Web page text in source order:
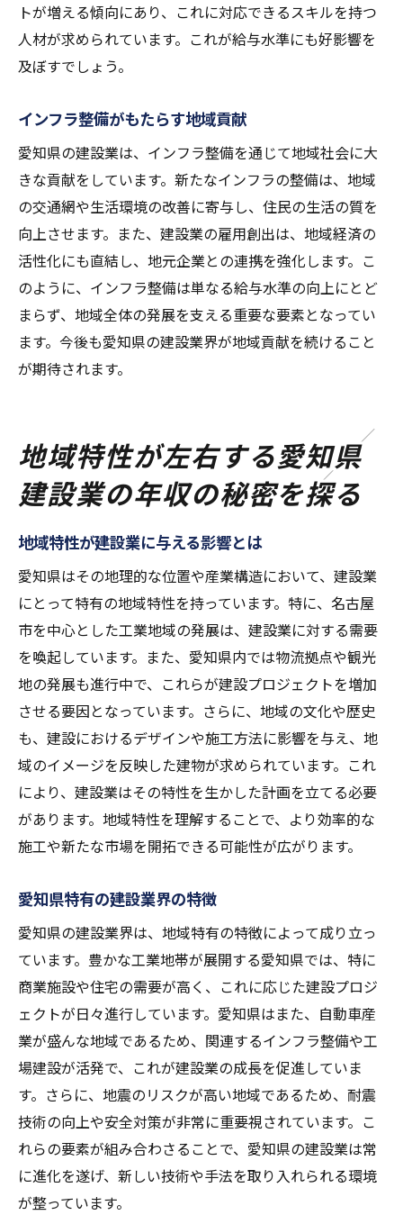
トが増える傾向にあり、これに対応できるスキルを持つ
人材が求められています。これが給与水準にも好影響を
及ぼすでしょう。
インフラ整備がもたらす地域貢献
愛知県の建設業は、インフラ整備を通じて地域社会に大
きな貢献をしています。新たなインフラの整備は、地域
の交通網や生活環境の改善に寄与し、住民の生活の質を
向上させます。また、建設業の雇用創出は、地域経済の
活性化にも直結し、地元企業との連携を強化します。こ
のように、インフラ整備は単なる給与水準の向上にとど
まらず、地域全体の発展を支える重要な要素となってい
ます。今後も愛知県の建設業界が地域貢献を続けること
が期待されます。
地域特性が左右する愛知県
建設業の年収の秘密を探る
地域特性が建設業に与える影響とは
愛知県はその地理的な位置や産業構造において、建設業
にとって特有の地域特性を持っています。特に、名古屋
市を中心とした工業地域の発展は、建設業に対する需要
を喚起しています。また、愛知県内では物流拠点や観光
地の発展も進行中で、これらが建設プロジェクトを増加
させる要因となっています。さらに、地域の文化や歴史
も、建設におけるデザインや施工方法に影響を与え、地
域のイメージを反映した建物が求められています。これ
により、建設業はその特性を生かした計画を立てる必要
があります。地域特性を理解することで、より効率的な
施工や新たな市場を開拓できる可能性が広がります。
愛知県特有の建設業界の特徴
愛知県の建設業界は、地域特有の特徴によって成り立っ
ています。豊かな工業地帯が展開する愛知県では、特に
商業施設や住宅の需要が高く、これに応じた建設プロジ
ェクトが日々進行しています。愛知県はまた、自動車産
業が盛んな地域であるため、関連するインフラ整備や工
場建設が活発で、これが建設業の成長を促進していま
す。さらに、地震のリスクが高い地域であるため、耐震
技術の向上や安全対策が非常に重要視されています。こ
れらの要素が組み合わさることで、愛知県の建設業は常
に進化を遂げ、新しい技術や手法を取り入れられる環境
が整っています。